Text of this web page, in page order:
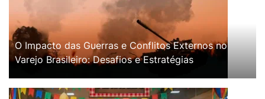
O Impacto das Guerras e Conflitos Externos no
Varejo Brasileiro: Desafios e Estratégias